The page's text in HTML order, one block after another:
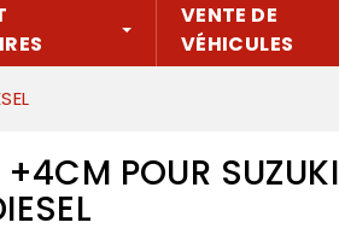
VENTE DE
VÉHICULES
POUR SUZUKI